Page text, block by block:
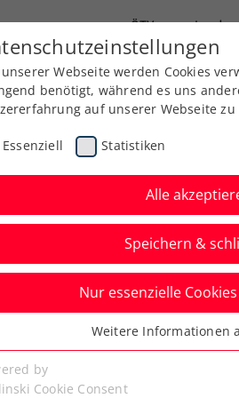
ÖTV
Ausbildung Services
stürmt
Webseite werden Cookies
benötigt, während es uns
auf unserer Webseite zu
Essenziell Statistiken
Alle
Speichern &
Nur essenzielle
Cookies werden für
benötigt. Dadurch ist
Weitere Informationen
by
Cookie Consent